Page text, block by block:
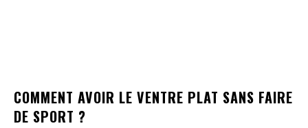
COMMENT AVOIR LE VENTRE PLAT SANS FAIRE
DE SPORT ?